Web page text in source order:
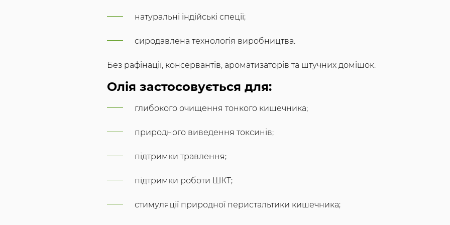
натуральні індійські спеції;
сиродавлена технологія виробництва.
Без рафінації, консервантів, ароматизаторів та штучних домішок.
Олія застосовується для:
глибокого очищення тонкого кишечника;
природного виведення токсинів;
підтримки травлення;
підтримки роботи ШКТ;
стимуляції природної перистальтики кишечника;